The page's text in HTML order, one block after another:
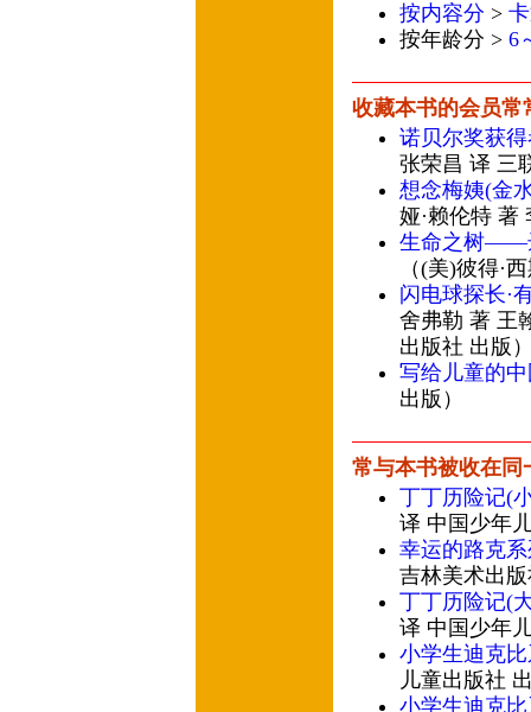
按内容分 >
按年龄分 > 6
收藏本书的会员常
诺贝尔奖获
张荣昌 译 三
想念梅姨(金
娅·赖伦特 著
生命之树——
（(美)彼得·
闪电球探长·
舍弗勒 著 王
出版社 出版
写给儿童的
出版）
常与本书被收在同
丁丁历险记(
译 中国少年
幸运的路克
吉林美术出
丁丁历险记(
译 中国少年
小学生迪克
儿童出版社
小学生迪克